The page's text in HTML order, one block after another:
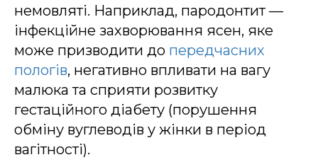
немовляті. Наприклад, пародонтит —
інфекційне захворювання ясен, яке
може призводити до передчасних
пологів, негативно впливати на вагу
малюка та сприяти розвитку
гестаційного діабету (порушення
обміну вуглеводів у жінки в період
вагітності).